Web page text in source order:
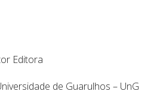
Editora
de Guarulhos – UnG